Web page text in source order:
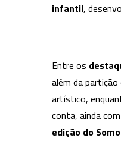
infantil,
Entre os
além da partição
artístico,
conta, ainda
edição do